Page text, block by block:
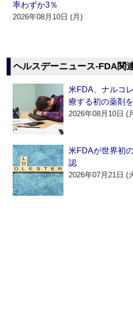
率わずか3％
2026年08月10日 (月)
ヘルスデーニュース‐FDA関
米FDA、ナルコ
療する初の薬剤
2026年08月10日 (
米FDAが世界初
認
2026年07月21日 (